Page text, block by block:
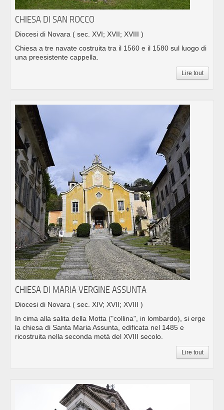
CHIESA DI SAN ROCCO
Diocesi di Novara ( sec. XVI; XVII; XVIII )
Chiesa a tre navate costruita tra il 1560 e il 1580 sul luogo di
una preesistente cappella.
Lire tout
CHIESA DI MARIA VERGINE ASSUNTA
Diocesi di Novara ( sec. XIV; XVII; XVIII )
In cima alla salita della Motta ("collina", in lombardo), si erge
la chiesa di Santa Maria Assunta, edificata nel 1485 e
ricostruita nella seconda metà del XVIII secolo.
Lire tout